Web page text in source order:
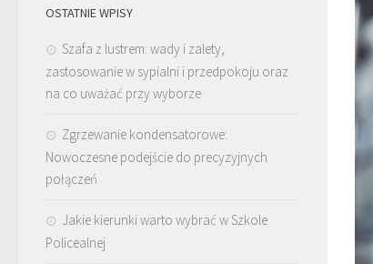
OSTATNIE WPISY
Szafa z lustrem: wady i zalety,
zastosowanie w sypialni i przedpokoju oraz
na co uważać przy wyborze
Zgrzewanie kondensatorowe:
Nowoczesne podejście do precyzyjnych
połączeń
Jakie kierunki warto wybrać w Szkole
Policealnej